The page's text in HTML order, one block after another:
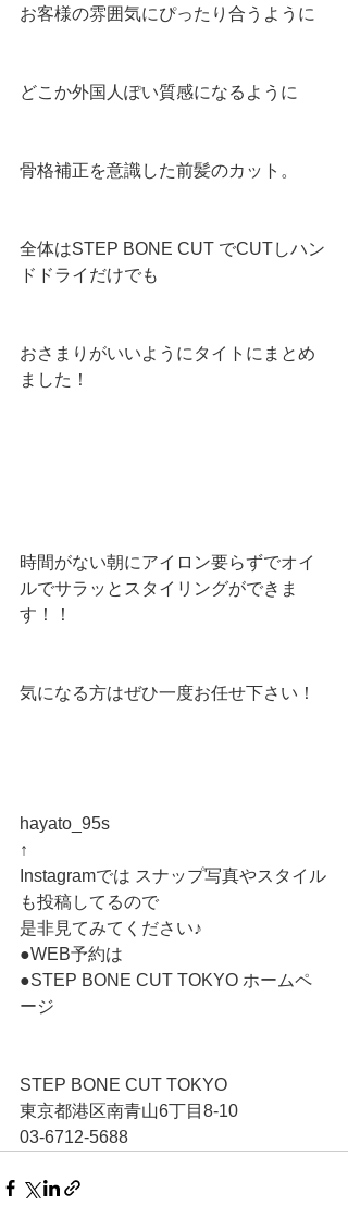
お客様の雰囲気にぴったり合うように
どこか外国人ぽい質感になるように
骨格補正を意識した前髪のカット。
全体はSTEP BONE CUT でCUTしハン
ドドライだけでも
おさまりがいいようにタイトにまとめ
ました！
時間がない朝にアイロン要らずでオイ
ルでサラッとスタイリングができま
す！！
気になる方はぜひ一度お任せ下さい！
hayato_95s
↑
Instagramでは スナップ写真やスタイル
も投稿してるので
是非見てみてください♪
●WEB予約は
●STEP BONE CUT TOKYO ホームペ
ージ
STEP BONE CUT TOKYO
東京都港区南青山6丁目8-10
03-6712-5688